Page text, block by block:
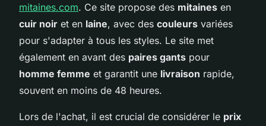
mitaines.com. Ce site propose des mitaines en
cuir noir et en laine, avec des couleurs variées
pour s'adapter à tous les styles. Le site met
également en avant des paires gants pour
homme femme et garantit une livraison rapide,
souvent en moins de 48 heures.
Lors de l'achat, il est crucial de considérer le prix